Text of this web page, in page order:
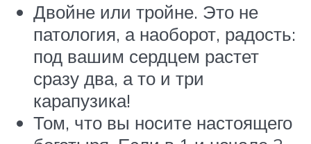
Двойне или тройне. Это не
патология, а наоборот, радость:
под вашим сердцем растет
сразу два, а то и три
карапузика!
Том, что вы носите настоящего